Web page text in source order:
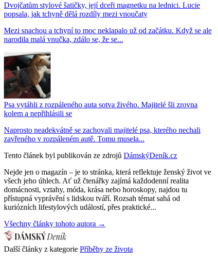
Dvojčatům stylové šatičky, její dceři magnetku na lednici. Lucie
popsala, jak tchyně dělá rozdíly mezi vnoučaty
Mezi snachou a tchyní to moc neklapalo už od začátku. Když se ale
narodila malá vnučka, zdálo se, že se...
Psa vytáhli z rozpáleného auta sotva živého. Majitelé šli zrovna
kolem a nepřihlásili se
Naprosto neadekvátně se zachovali majitelé psa, kterého nechali
zavřeného v rozpáleném autě. Tomu musela...
Tento článek byl publikován ze zdrojů DámskýDeník.cz
Nejde jen o magazín – je to stránka, která reflektuje ženský život ve
všech jeho úhlech. Ať už čtenářky zajímá každodenní realita
domácnosti, vztahy, móda, krása nebo horoskopy, najdou tu
přístupná vyprávění s lidskou tváří. Rozsah témat sahá od
kuriózních lifestylových událostí, přes praktické...
Všechny články tohoto autora →
Další články z kategorie Příběhy ze života